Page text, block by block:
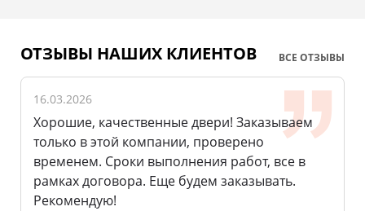
ОТЗЫВЫ НАШИХ КЛИЕНТОВ ВСЕ ОТЗЫВЫ
16.03.2026
Хорошие, качественные двери! Заказываем
только в этой компании, проверено
временем. Сроки выполнения работ, все в
рамках договора. Еще будем заказывать.
Рекомендую!